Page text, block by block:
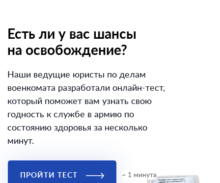
Есть ли у вас шансы
на освобождение?
Наши ведущие юристы по делам
военкомата разработали онлайн-тест,
который поможет вам узнать свою
годность к службе в армию по
состоянию здоровья за несколько
минут.
ПРОЙТИ ТЕСТ ~ 1 минута